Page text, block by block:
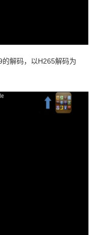
的解码，以H265解码为